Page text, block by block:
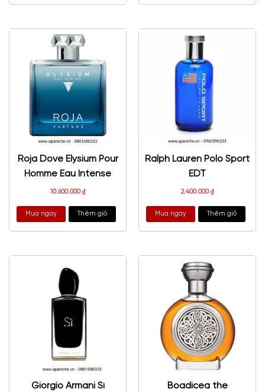
Roja Dove Elysium Pour
Homme Eau Intense
10.600.000₫
Mua ngay Thêm giỏ
Ralph Lauren Polo Sport
EDT
2.400.000₫
Mua ngay Thêm giỏ
Giorgio Armani Sì
Boadicea the